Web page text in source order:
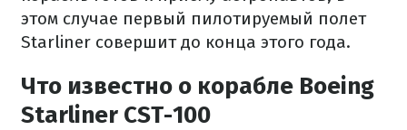
этом случае первый пилотируемый полет
Starliner совершит до конца этого года.
Что известно о корабле Boeing
Starliner CST-100